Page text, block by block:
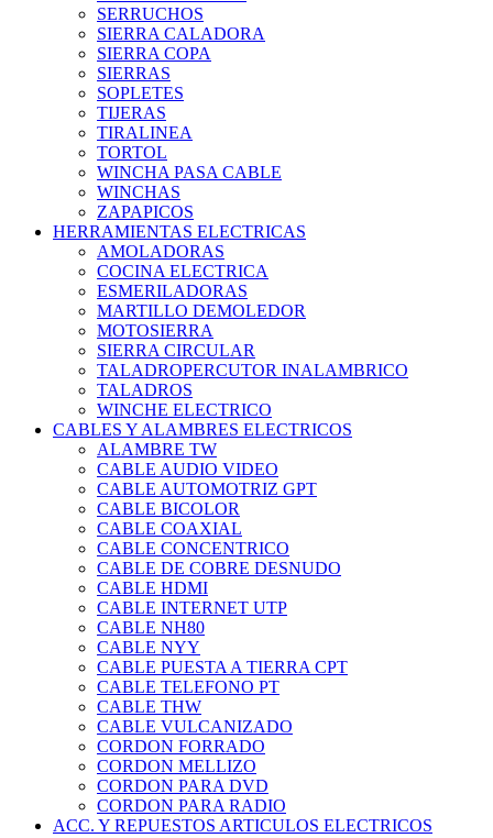
SERRUCHOS
SIERRA CALADORA
SIERRA COPA
SIERRAS
SOPLETES
TIJERAS
TIRALINEA
TORTOL
WINCHA PASA CABLE
WINCHAS
ZAPAPICOS
HERRAMIENTAS ELECTRICAS
AMOLADORAS
COCINA ELECTRICA
ESMERILADORAS
MARTILLO DEMOLEDOR
MOTOSIERRA
SIERRA CIRCULAR
TALADROPERCUTOR INALAMBRICO
TALADROS
WINCHE ELECTRICO
CABLES Y ALAMBRES ELECTRICOS
ALAMBRE TW
CABLE AUDIO VIDEO
CABLE AUTOMOTRIZ GPT
CABLE BICOLOR
CABLE COAXIAL
CABLE CONCENTRICO
CABLE DE COBRE DESNUDO
CABLE HDMI
CABLE INTERNET UTP
CABLE NH80
CABLE NYY
CABLE PUESTA A TIERRA CPT
CABLE TELEFONO PT
CABLE THW
CABLE VULCANIZADO
CORDON FORRADO
CORDON MELLIZO
CORDON PARA DVD
CORDON PARA RADIO
ACC. Y REPUESTOS ARTICULOS ELECTRICOS